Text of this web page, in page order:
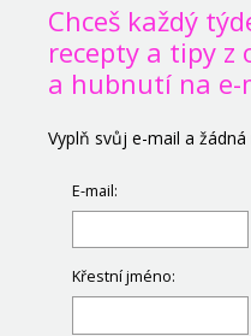
Chceš každý
recepty a tipy z
a hubnutí na e-
Vyplň svůj e-mail a
E-mail:
Křestní jméno: